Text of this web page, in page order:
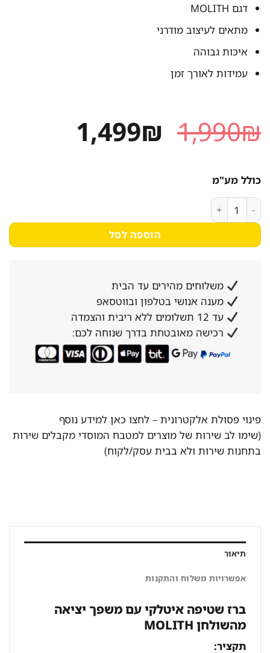
דגם MOLITH
מתאים לעיצוב מודרני
איכות גבוהה
עמידות לאורך זמן
1,990₪ המחיר
המקורי
1,499₪ המחיר
כולל מע"מ
כמות של ברז שטיפה קומפלט איטלקי עם מזלף ושפיכה מהשולחן MONOFORD RUBINETTO למטבח המוסדי
הוספה לסל
משלוחים מהירים עד הבית
מענה אנושי בטלפון ובווטסאפ
עד 12 תשלומים ללא ריבית והצמדה
רכישה מאובטחת בדרך שנוחה לכם:
פינוי פסולת אלקטרונית –לחצו כאן למידע נוסף
(שימו לב שירות של מוצרים למטבח המוסדי מקבלים שירות
בתחנות שירות ולא בבית עסק/לקוח)
תיאור
אפשרויות משלוח והתקנות
ברז שטיפה איטלקי עם משפך יציאה
מהשולחן MOLITH
תקציר: